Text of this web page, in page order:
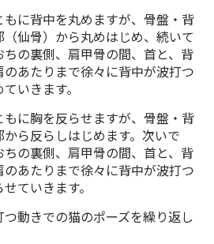
もに背中を丸めますが、骨盤・背
（仙骨）から丸めはじめ、続いて
ちの裏側、肩甲骨の間、首と、背
のあたりまで徐々に背中が波打つ
いきます。
もに胸を反らせますが、骨盤・背
から反らしはじめます。次いで
ちの裏側、肩甲骨の間、首と、背
のあたりまで徐々に背中が波打つ
ていきます。
動きでの猫のポーズを繰り返し